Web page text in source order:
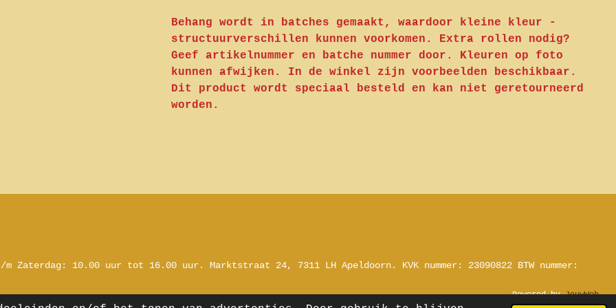
Behang wordt in batches gemaakt, waardoor kleine kleur -
structuurverschillen kunnen voorkomen. Extra rollen nodig?
Geef artikelnummer en batche nummer door. Kleuren op foto
kunnen afwijken. In de winkel zijn voorbeelden beschikbaar.
Dit product wordt speciaal besteld en kan niet geretourneerd
worden.
m Zaterdag: 10.00 uur tot 16.00 uur. Marktstraat 24, 7311 LH Apeldoorn. KVK nummer: 23090822 BTW nummer:
Powered byJouwWeb